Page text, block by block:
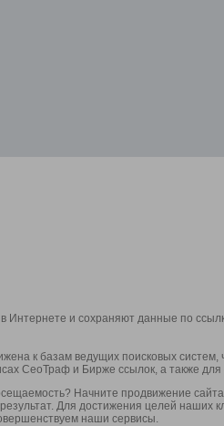
Интернете и сохраняют данные по
к базам ведущих поисковых
СеоТраф и Бирже ссылок, а также для
Начните продвижение
Для достижения целей наших
наши сервисы.